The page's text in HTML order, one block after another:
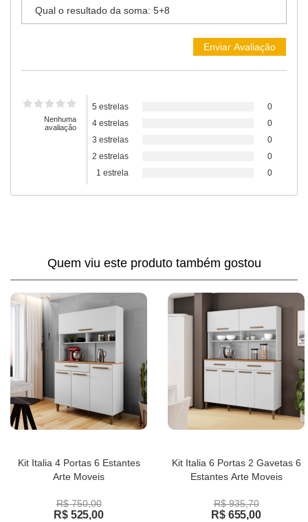
Nenhuma
avaliação
5 estrelas
0
4 estrelas
0
3 estrelas
0
2 estrelas
0
1 estrela
0
Quem viu este produto também gostou
Kit Italia 4 Portas 6 Estantes
Arte Moveis
R$ 750,00
R$ 525,00
Kit Italia 6 Portas 2 Gavetas 6
Estantes Arte Moveis
R$ 935,70
R$ 655,00